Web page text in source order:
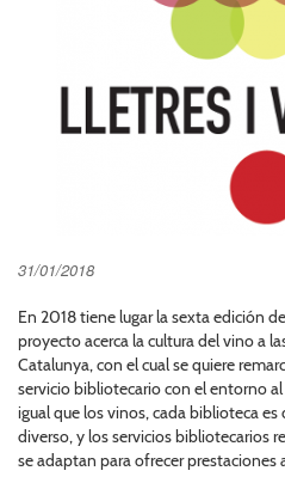
31/01/2018
En 2018 tiene lugar la sexta edición de
proyecto acerca la cultura del vino a
Catalunya, con el cual se quiere
servicio bibliotecario con el entorno
igual que los vinos, cada biblioteca
diverso, y los servicios bibliotecarios
se adaptan para ofrecer prestaciones